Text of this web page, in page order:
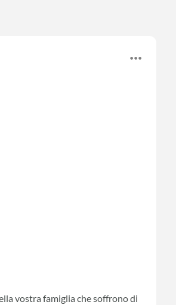
vostra famiglia che soffrono di